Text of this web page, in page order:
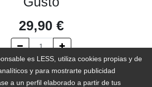
29,90 €
AL CARRITO
es LESS, utiliza cookies propias y de
y para mostrarte publicidad
a un perfil elaborado a partir de tus